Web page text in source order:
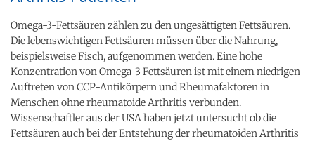
Omega-3-Fettsäuren zählen zu den ungesättigten Fettsäuren.
Die lebenswichtigen Fettsäuren müssen über die Nahrung,
beispielsweise Fisch, aufgenommen werden. Eine hohe
Konzentration von Omega-3 Fettsäuren ist mit einem niedrigen
Auftreten von CCP-Antikörpern und Rheumafaktoren in
Menschen ohne rheumatoide Arthritis verbunden.
Wissenschaftler aus der USA haben jetzt untersucht ob die
Fettsäuren auch bei der Entstehung der rheumatoiden Arthritis